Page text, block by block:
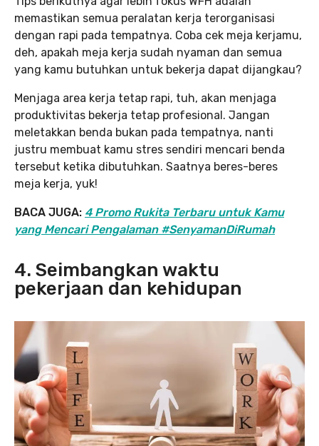
memastikan semua peralatan kerja terorganisasi
dengan rapi pada tempatnya. Coba cek meja kerjamu,
deh, apakah meja kerja sudah nyaman dan semua
yang kamu butuhkan untuk bekerja dapat dijangkau?
Menjaga area kerja tetap rapi, tuh, akan menjaga
produktivitas bekerja tetap profesional. Jangan
meletakkan benda bukan pada tempatnya, nanti
justru membuat kamu stres sendiri mencari benda
tersebut ketika dibutuhkan. Saatnya beres-beres
meja kerja, yuk!
BACA JUGA: 4 Promo Rukita Terbaru untuk Kamu
yang Mencari Pengalaman #SenyamanDiRumah
4. Seimbangkan waktu
pekerjaan dan kehidupan